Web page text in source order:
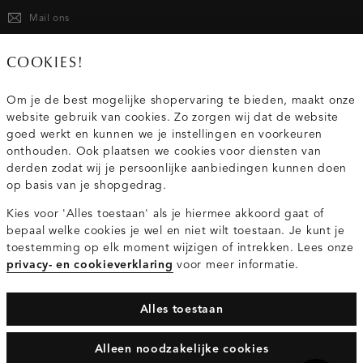
Mail ons
Service
Wij zijn Costes
Topcategorieën voor jou
Privacy- en cookieverklaringAlgemene Voorwaarden
COOKIES!
Om je de best mogelijke shopervaring te bieden, maakt onze
website gebruik van cookies. Zo zorgen wij dat de website
goed werkt en kunnen we je instellingen en voorkeuren
onthouden. Ook plaatsen we cookies voor diensten van
derden zodat wij je persoonlijke aanbiedingen kunnen doen
op basis van je shopgedrag.
Kies voor 'Alles toestaan' als je hiermee akkoord gaat of
bepaal welke cookies je wel en niet wilt toestaan. Je kunt je
toestemming op elk moment wijzigen of intrekken. Lees onze
privacy- en cookieverklaring voor meer informatie.
Alles toestaan
Alleen noodzakelijke cookies